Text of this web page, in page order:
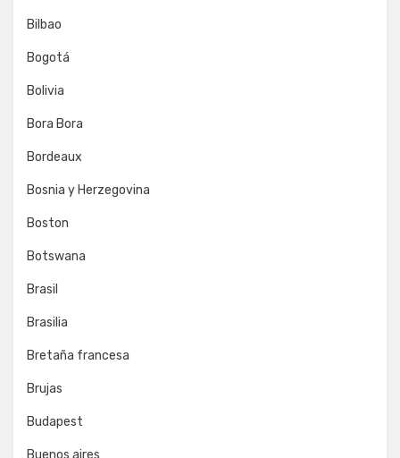
Bilbao
Bogotá
Bolivia
Bora Bora
Bordeaux
Bosnia y Herzegovina
Boston
Botswana
Brasil
Brasilia
Bretaña francesa
Brujas
Budapest
Buenos aires